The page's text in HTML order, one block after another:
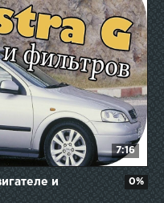
7:16
и
0%